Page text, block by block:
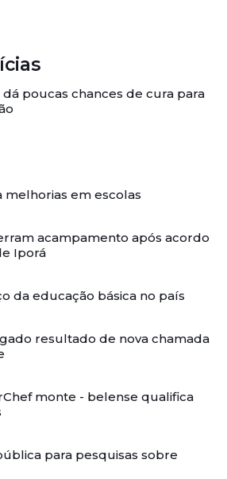
poucas chances de cura para
em escolas
acampamento após acordo
Iporá
da educação básica no país
resultado de nova chamada
monte - belense qualifica
para pesquisas sobre